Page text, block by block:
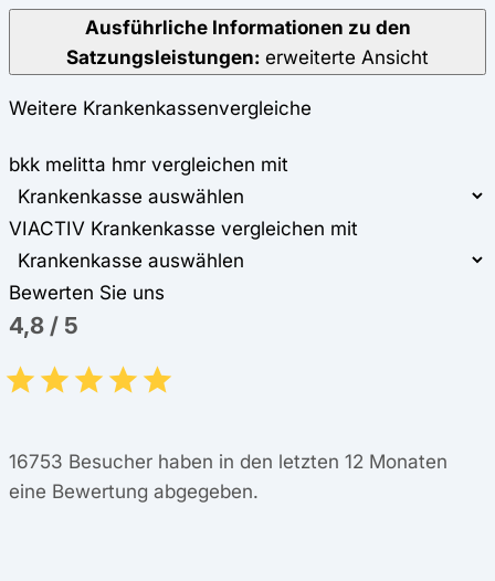
Ausführliche Informationen zu den
Satzungsleistungen: erweiterte Ansicht
Weitere Krankenkassenvergleiche
bkk melitta hmr vergleichen mit
VIACTIV Krankenkasse vergleichen mit
Bewerten Sie uns
4,8 / 5
16753 Besucher haben in den letzten 12 Monaten
eine Bewertung abgegeben.